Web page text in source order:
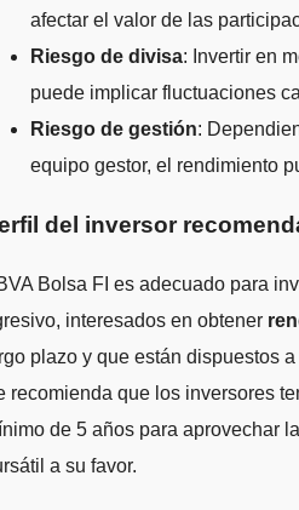
afectar el valor de las
Riesgo de divisa: Invertir en
puede implicar fluctuaciones
Riesgo de gestión:
equipo gestor, el rendimiento
del inversor
Bolsa FI es adecuado para
interesados en obtener
plazo y que están dispuestos
recomienda que los inversores
de 5 años para aprovechar
a su favor.